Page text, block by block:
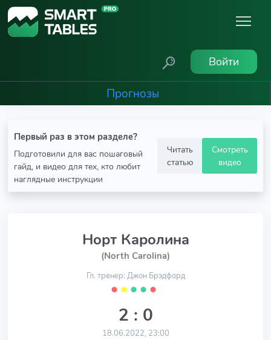
Войти
Прогнозы
Первый раз в этом разделе?
Подготовили для вас пошаговый
гайд, и видео для тех, кто любит
наглядные инструкции
Читать
статью
Смотреть
видео
Норт Каролина
(North Carolina)
Гл. тренер: Джон Брэдфорд
⬤ ⬤ ⬤ ⬤ ⬤
2 : 0
18.06.2022, 23:00